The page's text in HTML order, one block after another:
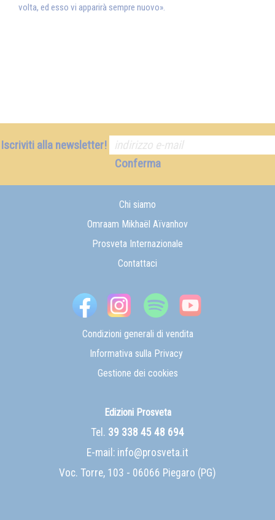
volta, ed esso vi apparirà sempre nuovo».
Iscriviti alla newsletter!
Conferma
Chi siamo
Omraam Mikhaël Aïvanhov
Prosveta Internazionale
Contattaci
Condizioni generali di vendita
Informativa sulla Privacy
Gestione dei cookies
Edizioni Prosveta
Tel. 39 338 45 48 694
E-mail: info@prosveta.it
Voc. Torre, 103 - 06066 Piegaro (PG)